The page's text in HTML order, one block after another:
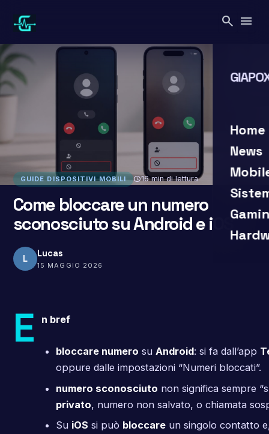
contenuto
search menu
Home
News
GUIDE DISPOSITIVI MOBILI schedule16 min di lettura
Come bloccare un numero
sconosciuto su Android e iOS
L Lucas
15 MAGGIO 2026
E n bref
bloccare numero su Android: si fa dall’app
oppure dalle impostazioni “Numeri bloccati”.
numero sconosciuto non significa sempre
privato, numero non salvato, o chiamata
Su iOS si può bloccareun singolo contatto